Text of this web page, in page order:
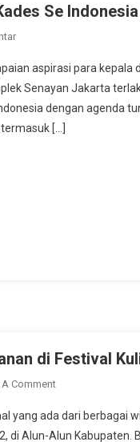
Se
Pada
Damai
Dan
Audiensi
Para
aspirasi para kepala
Senayan Jakarta
dengan agenda
[…]
di Festival
A CommentOn
Lapak
Sajikan
yang ada dari berbagai
di Alun-Alun